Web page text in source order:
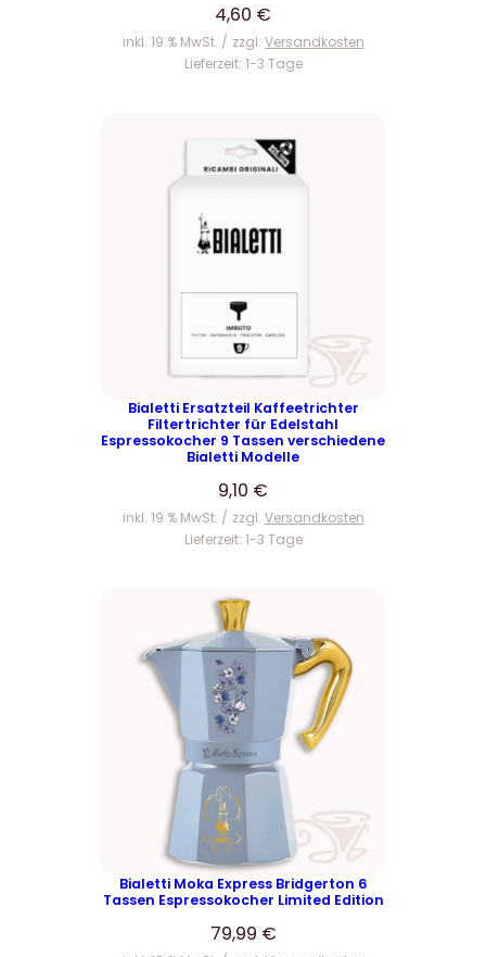
4,60 €
inkl. 19 % MwSt. zzgl. Versandkosten
Lieferzeit: 1-3 Tage
Bialetti Ersatzteil Kaffeetrichter
Filtertrichter für Edelstahl
Espressokocher 9 Tassen verschiedene
Bialetti Modelle
9,10 €
inkl. 19 % MwSt. zzgl. Versandkosten
Lieferzeit: 1-3 Tage
Bialetti Moka Express Bridgerton 6
Tassen Espressokocher Limited Edition
79,99 €